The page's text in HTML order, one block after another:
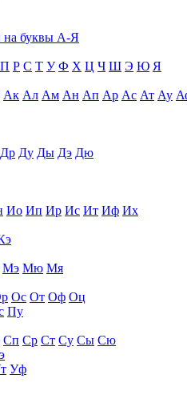
на буквы А-Я
П Р С Т У Ф Х Ц Ч Ш Э Ю Я
Ак Ал Ам Ан Ап Ар Ас Ат Ау
Др Ду Ды Дэ Дю
Ио Ип Ир Ис Ит Иф Их
Мэ Мю Мя
Ос От Оф Оц
Пу
Сп Ср Ст Су Сы Сю
Уф